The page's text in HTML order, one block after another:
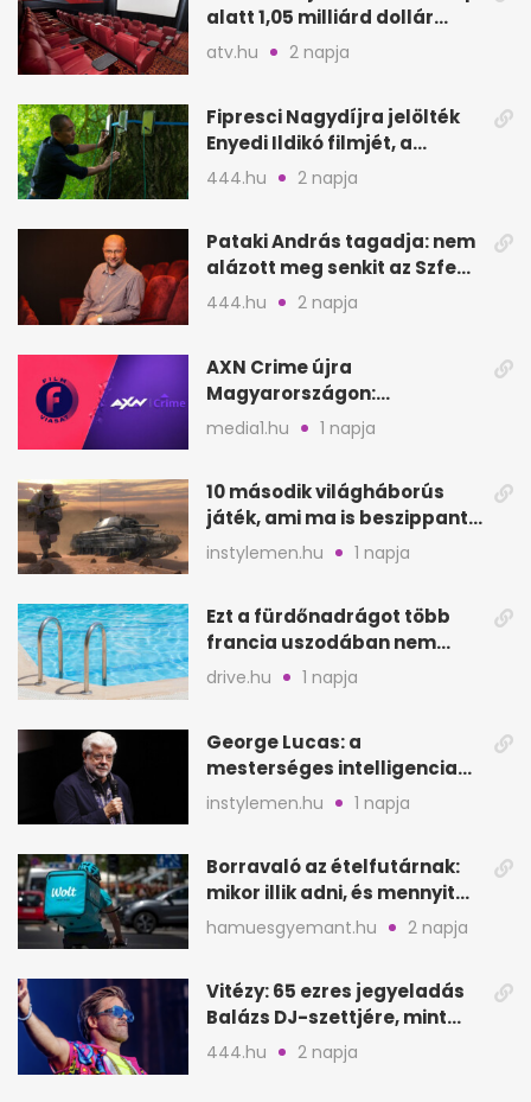
alatt 1,05 milliárd dollár
bevétel
atv.hu 2 napja
Fipresci Nagydíjra jelölték
Enyedi Ildikó filmjét, a
Csendes barátot
444.hu 2 napja
Pataki András tagadja: nem
alázott meg senkit az Szfe
felvételijén
444.hu 2 napja
AXN Crime újra
Magyarországon:
szeptembertől a Viasat Film
media1.hu 1 napja
10 második világháborús
játék, ami ma is beszippant
a képernyő elé
instylemen.hu 1 napja
Ezt a fürdőnadrágot több
francia uszodában nem
fogadják el
drive.hu 1 napja
George Lucas: a
mesterséges intelligencia
lehet Hollywood következő
lépése
instylemen.hu 1 napja
Borravaló az ételfutárnak:
mikor illik adni, és mennyit
rendeléskor?
hamuesgyemant.hu 2 napja
Vitézy: 65 ezres jegyeladás
Balázs DJ-szettjére, mint
metró nélküli Puskás-meccs
444.hu 2 napja